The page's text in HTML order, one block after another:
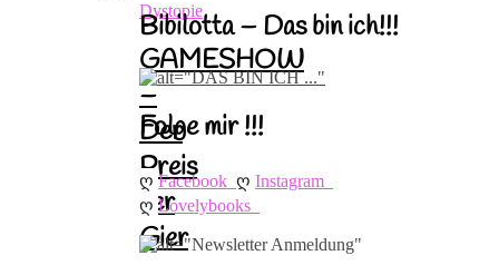
Dystopie
GAMESHOW
–
Der
Preis
der
Gier
Bibilotta – Das bin ich!!!
Folge mir !!!
ღ Facebook ღ Instagram
ღ Lovelybooks